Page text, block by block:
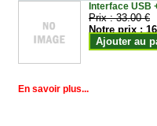
Interface USB
Prix :33.00 €
Notre prix :
Ajouter au
En savoir plus...